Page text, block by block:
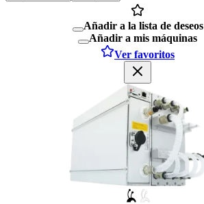
Añadir a la lista de deseos
Añadir a mis máquinas
Ver favoritos